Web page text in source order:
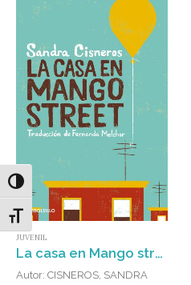
Alternar alto contraste
Alternar tamaño de letra
JUVENIL
La casa en Mango street
Autor: CISNEROS, SANDRA